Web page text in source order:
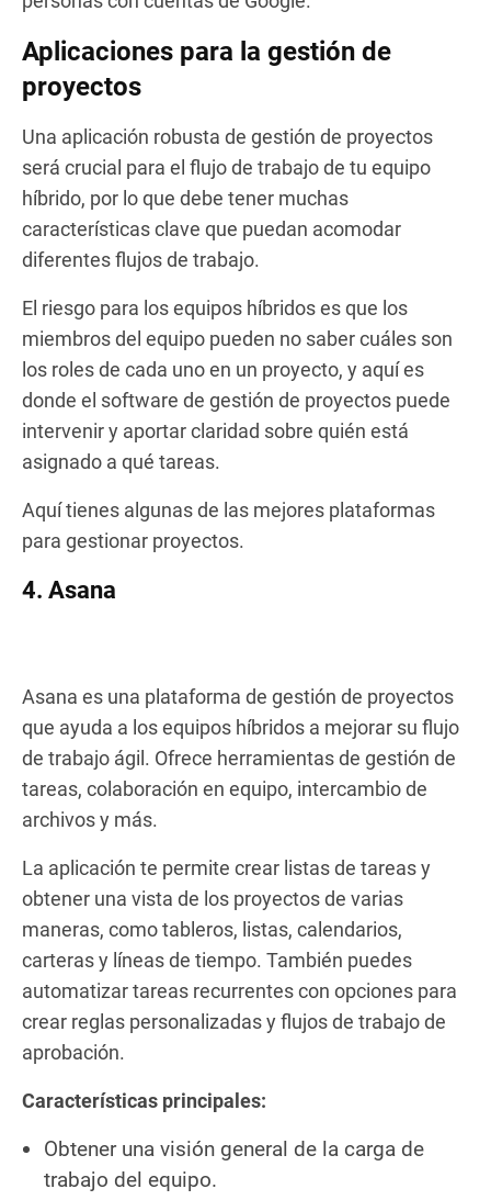
Aplicaciones para la gestión de
proyectos
Una aplicación robusta de gestión de proyectos
será crucial para el flujo de trabajo de tu equipo
híbrido, por lo que debe tener muchas
características clave que puedan acomodar
diferentes flujos de trabajo.
El riesgo para los equipos híbridos es que los
miembros del equipo pueden no saber cuáles son
los roles de cada uno en un proyecto, y aquí es
donde el software de gestión de proyectos puede
intervenir y aportar claridad sobre quién está
asignado a qué tareas.
Aquí tienes algunas de las mejores plataformas
para gestionar proyectos.
4. Asana
Asana es una plataforma de gestión de proyectos
que ayuda a los equipos híbridos a mejorar su flujo
de trabajo ágil. Ofrece herramientas de gestión de
tareas, colaboración en equipo, intercambio de
archivos y más.
La aplicación te permite crear listas de tareas y
obtener una vista de los proyectos de varias
maneras, como tableros, listas, calendarios,
carteras y líneas de tiempo. También puedes
automatizar tareas recurrentes con opciones para
crear reglas personalizadas y flujos de trabajo de
aprobación.
Características principales:
Obtener una visión general de la carga de
trabajo del equipo.